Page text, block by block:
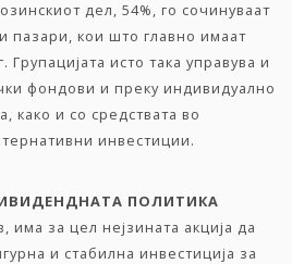
дел, 54%, го сочинуваат
пазари, кои што главно имаат
Групацијата исто така управува и
фондови и преку индивидуално
како и со средствата во
инвестиции.
ПОЛИТИКА
има за цел нејзината акција да
и стабилна инвестиција за